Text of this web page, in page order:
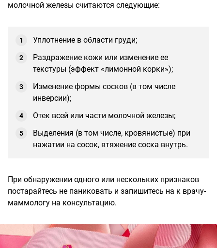
молочной железы считаются следующие:
Уплотнение в области груди;
Раздражение кожи или изменение ее
текстуры (эффект «лимонной корки»);
Изменение формы сосков (в том числе
инверсии);
Отек всей или части молочной железы;
Выделения (в том числе, кровянистые) при
нажатии на сосок, втяжение соска внутрь.
При обнаружении одного или нескольких признаков
постарайтесь не паниковать и запишитесь на к врачу-
маммологу на консультацию.